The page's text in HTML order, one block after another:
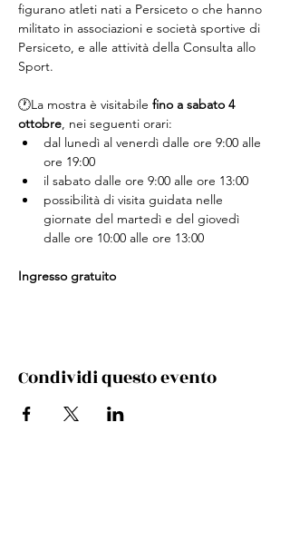
figurano atleti nati a Persiceto o che hanno
militato in associazioni e società sportive di
Persiceto, e alle attività della Consulta allo
Sport.
🕐​La mostra è visitabile fino a sabato 4
ottobre, nei seguenti orari:
dal lunedì al venerdì dalle ore 9:00 alle
ore 19:00
il sabato dalle ore 9:00 alle ore 13:00
possibilità di visita guidata nelle
giornate del martedì e del giovedì
dalle ore 10:00 alle ore 13:00
Ingresso gratuito
Condividi questo evento